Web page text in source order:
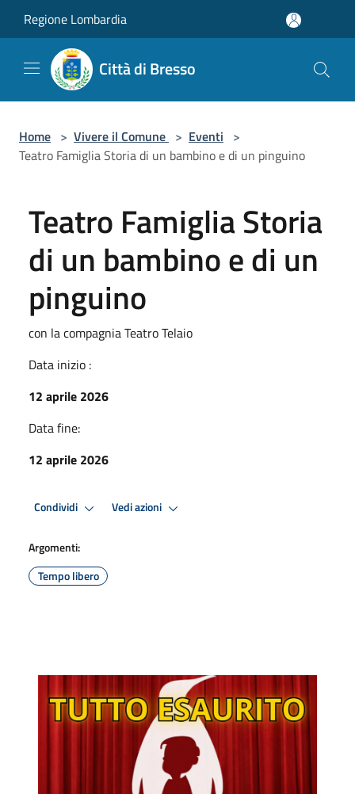
Regione Lombardia
Città di Bresso
Home > Vivere il Comune > Eventi >
Teatro Famiglia Storia di un bambino e di un pinguino
Teatro Famiglia Storia
di un bambino e di un
pinguino
con la compagnia Teatro Telaio
Data inizio :
12 aprile 2026
Data fine:
12 aprile 2026
Condividi Vedi azioni
Argomenti:
Tempo libero